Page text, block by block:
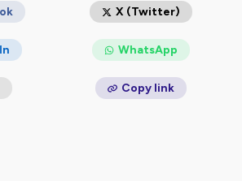
Visitez
ausha.co/politique-de-
X (Twitter)
WhatsApp
Copy link